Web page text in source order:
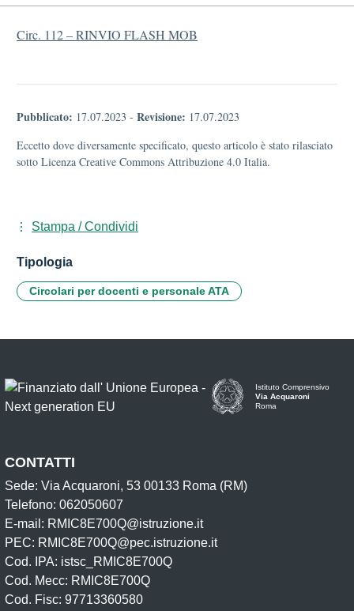
Circ. 112 – RINVIO FLASH MOB
Pubblicato: 17.07.2023 - Revisione: 17.07.2023
Eccetto dove diversamente specificato, questo articolo è stato rilasciato
sotto Licenza Creative Commons Attribuzione 4.0 Italia.
Stampa / Condividi
Tipologia
Circolari per docenti e personale ATA
Istituto Comprensivo
Via Acquaroni
Roma
CONTATTI
Sede: Via Acquaroni, 53 00133 Roma (RM)
Telefono: 062050607
E-mail: RMIC8E700Q@istruzione.it
PEC: RMIC8E700Q@pec.istruzione.it
Cod. IPA: istsc_RMIC8E700Q
Cod. Mecc: RMIC8E700Q
Cod. Fisc: 97713360580